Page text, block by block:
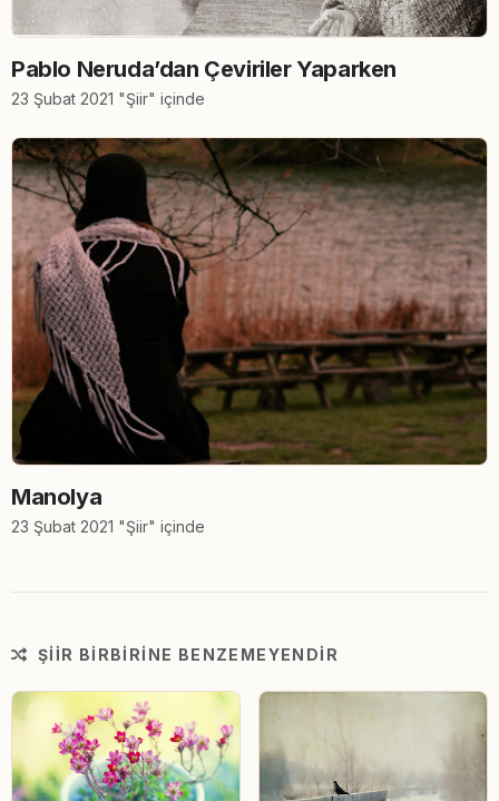
Pablo Neruda’dan Çeviriler Yaparken
23 Şubat 2021 "Şiir" içinde
Manolya
23 Şubat 2021 "Şiir" içinde
ŞIIR BIRBIRINE BENZEMEYENDIR